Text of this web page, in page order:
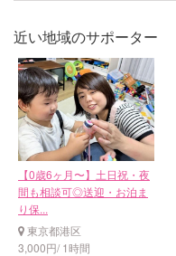
近い地域のサポーター
【0歳6ヶ月〜】土日祝・夜
間も相談可◎送迎・お泊ま
り保...
東京都港区
3,000円/ 1時間